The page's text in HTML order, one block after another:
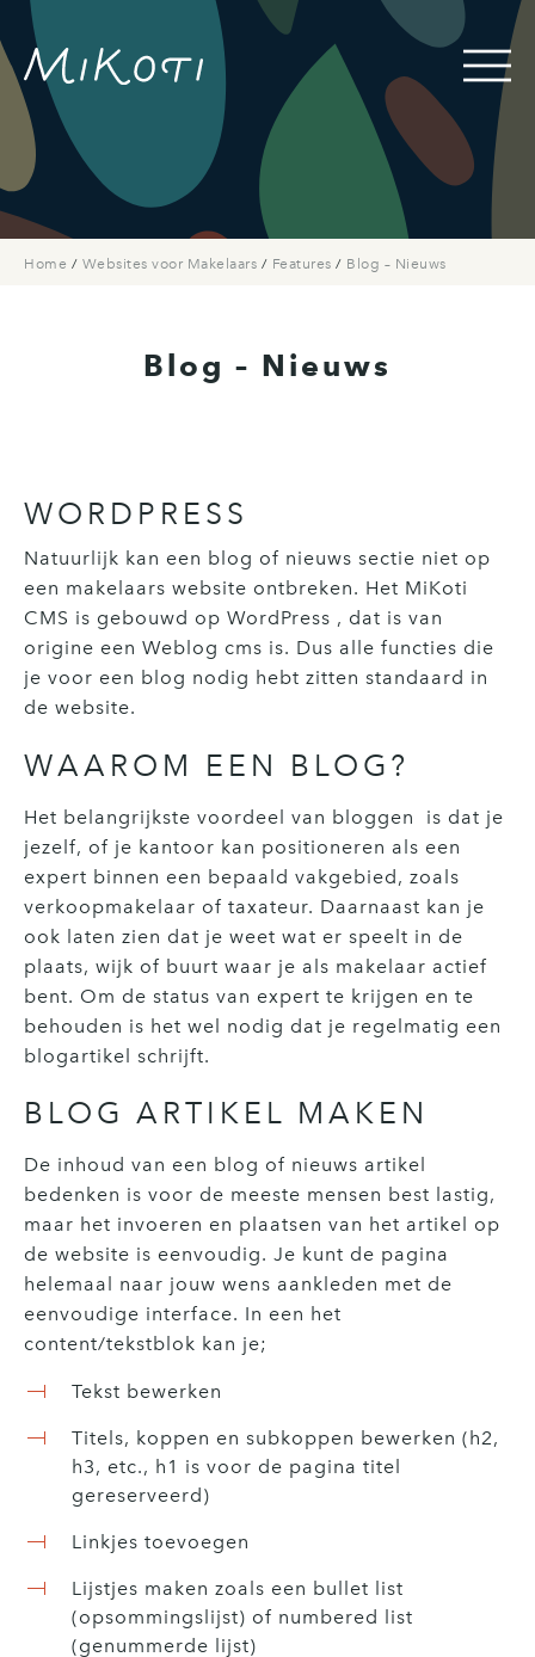
Home / Websites voor Makelaars / Features / Blog – Nieuws
Blog – Nieuws
WORDPRESS
Natuurlijk kan een blog of nieuws sectie niet op
een makelaars website ontbreken. Het MiKoti
CMS is gebouwd op WordPress , dat is van
origine een Weblog cms is. Dus alle functies die
je voor een blog nodig hebt zitten standaard in
de website.
WAAROM EEN BLOG?
Het belangrijkste voordeel van bloggen is dat je
jezelf, of je kantoor kan positioneren als een
expert binnen een bepaald vakgebied, zoals
verkoopmakelaar of taxateur. Daarnaast kan je
ook laten zien dat je weet wat er speelt in de
plaats, wijk of buurt waar je als makelaar actief
bent. Om de status van expert te krijgen en te
behouden is het wel nodig dat je regelmatig een
blogartikel schrijft.
BLOG ARTIKEL MAKEN
De inhoud van een blog of nieuws artikel
bedenken is voor de meeste mensen best lastig,
maar het invoeren en plaatsen van het artikel op
de website is eenvoudig. Je kunt de pagina
helemaal naar jouw wens aankleden met de
eenvoudige interface. In een het
content/tekstblok kan je;
Tekst bewerken
Titels, koppen en subkoppen bewerken (h2,
h3, etc., h1 is voor de pagina titel
gereserveerd)
Linkjes toevoegen
Lijstjes maken zoals een bullet list
(opsommingslijst) of numbered list
(genummerde lijst)